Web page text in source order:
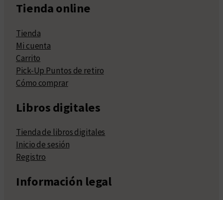
Tienda online
Tienda
Mi cuenta
Carrito
Pick-Up Puntos de retiro
Cómo comprar
Libros digitales
Tienda de libros digitales
Inicio de sesión
Registro
Información legal